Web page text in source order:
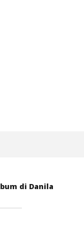
di Danila